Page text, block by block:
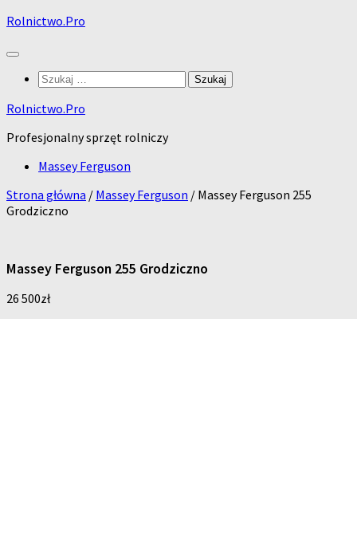
Skip
content
Rolnictwo.Pro
Szukaj:
Rolnictwo.Pro
Profesjonalny sprzęt rolniczy
Massey Ferguson
Strona główna / Massey Ferguson / Massey Ferguson 255
Grodziczno
Massey Ferguson 255 Grodziczno
26 500zł